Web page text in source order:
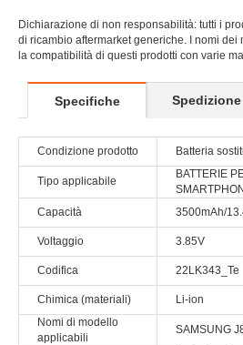
Dichiarazione di non responsabilità: tutti i
di ricambio aftermarket generiche. I nomi
la compatibilità di questi prodotti con varie
Specifiche Spedizione
Condizione prodotto Batteria
Tipo applicabile
BATTERIE
Capacità
3500mAh/
Voltaggio 3.85V
Codifica 22LK343_Te
Chimica (materiali)
Li-ion
Nomi di modello
applicabili
SAMSUNG